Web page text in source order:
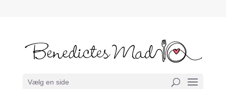
Vælg en side